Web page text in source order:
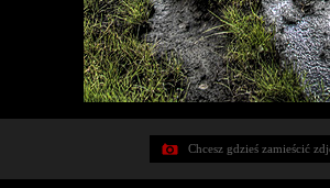
Chcesz gdzieś zamieścić